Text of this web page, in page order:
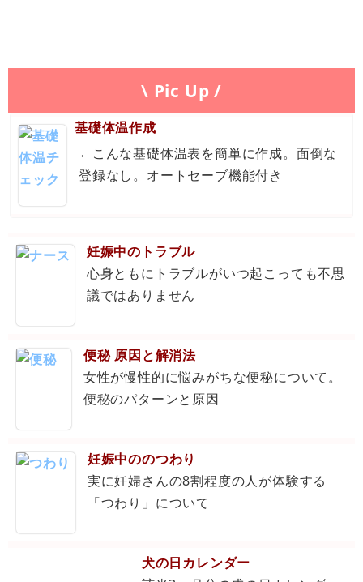
\ Pic Up /
基礎体温作成
←こんな基礎体温表を簡単に作成。面倒な
登録なし。オートセーブ機能付き
妊娠中のトラブル
心身ともにトラブルがいつ起こっても不思
議ではありません
便秘 原因と解消法
女性が慢性的に悩みがちな便秘について。
便秘のパターンと原因
妊娠中ののつわり
実に妊婦さんの8割程度の人が体験する
「つわり」について
犬の日カレンダー